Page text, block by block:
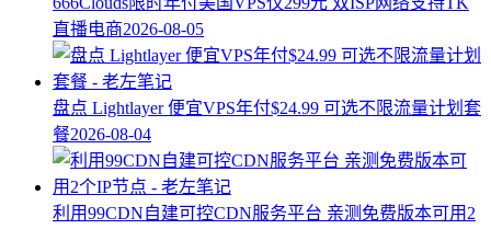
直播电商2026-08-05
盘点 Lightlayer 便宜VPS年付$24.99 可选不限流量计划套
餐2026-08-04
利用99CDN自建可控CDN服务平台 亲测免费版本可用2